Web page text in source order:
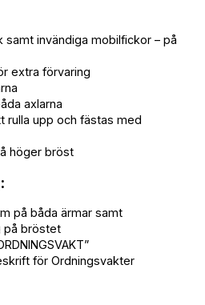
samt invändiga mobilfickor – på
extra förvaring
axlarna
rulla upp och fästas med
höger bröst
på båda ärmar samt
på bröstet
för Ordningsvakter